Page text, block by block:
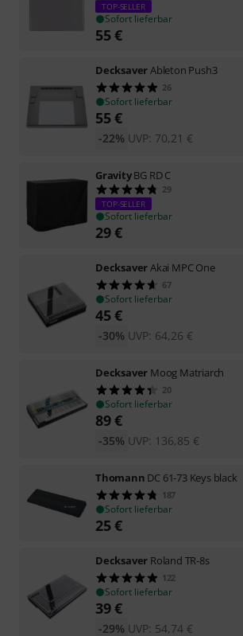
TOP-SELLER
Sofort lieferbar
55€
DecksaverAbleton Push3
26
Sofort lieferbar
55€
UVP: 70,21 €
-22%
GravityBG RD C
29
TOP-SELLER
Sofort lieferbar
29€
DecksaverAkai MPC One
67
Sofort lieferbar
45€
UVP: 64,26 €
-30%
Decksaver Moog Matriarch
20
Sofort lieferbar
89€
UVP: 136,85 €
-35%
Thomann DC 61-73 Keys black
187
Sofort lieferbar
25€
Decksaver Roland TR-8s
122
Sofort lieferbar
39€
UVP: 54,74 €
-29%